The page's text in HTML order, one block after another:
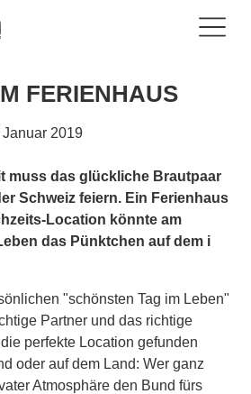
FERIENHAUS
Januar 2019
muss das glückliche Brautpaar
Schweiz feiern. Ein Ferienhaus
Location könnte am
das Pünktchen auf dem i
"schönsten Tag im Leben"
Partner und das richtige
perfekte Location gefunden
oder auf dem Land: Wer ganz
Atmosphäre den Bund fürs